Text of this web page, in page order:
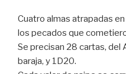
Cuatro almas atrapadas
los pecados que
Se precisan 28 cartas, del
baraja, y 1D20.